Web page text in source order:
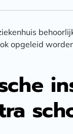
opgeleid